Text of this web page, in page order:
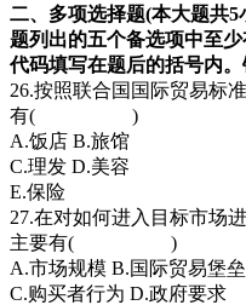
二、多项选择题(本大题共
题列出的五个备选项中至
代码填写在题后的括号内
26.按照联合国国际贸易标
有( )
A.饭店 B.旅馆
C.理发 D.美容
E.保险
27.在对如何进入目标市场
主要有( )
A.市场规模 B.国际贸易堡垒
C.购买者行为 D.政府要求